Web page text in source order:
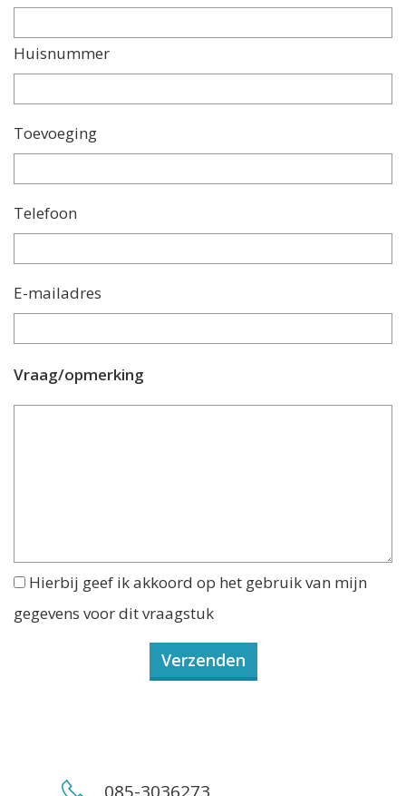
Huisnummer
Toevoeging
Telefoon
E-mailadres
Vraag/opmerking
Hierbij geef ik akkoord op het gebruik van mijn
gegevens voor dit vraagstuk